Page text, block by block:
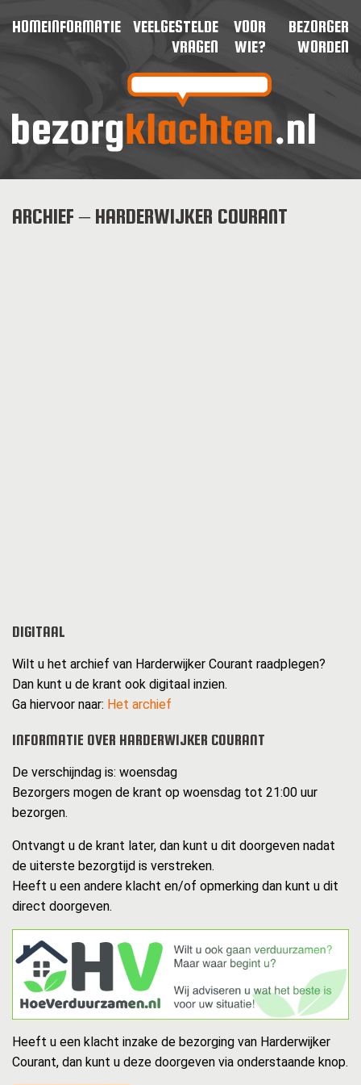
HOMEINFORMATIE
VEELGESTELDE
VRAGEN
VOOR
WIE?
BEZORGER
WORDEN
ARCHIEF – HARDERWIJKER COURANT
DIGITAAL
Wilt u het archief van Harderwijker Courant raadplegen?
Dan kunt u de krant ook digitaal inzien.
Ga hiervoor naar: Het archief
INFORMATIE OVER HARDERWIJKER COURANT
De verschijndag is: woensdag
Bezorgers mogen de krant op woensdag tot 21:00 uur
bezorgen.
Ontvangt u de krant later, dan kunt u dit doorgeven nadat
de uiterste bezorgtijd is verstreken.
Heeft u een andere klacht en/of opmerking dan kunt u dit
direct doorgeven.
Heeft u een klacht inzake de bezorging van Harderwijker
Courant, dan kunt u deze doorgeven via onderstaande knop.